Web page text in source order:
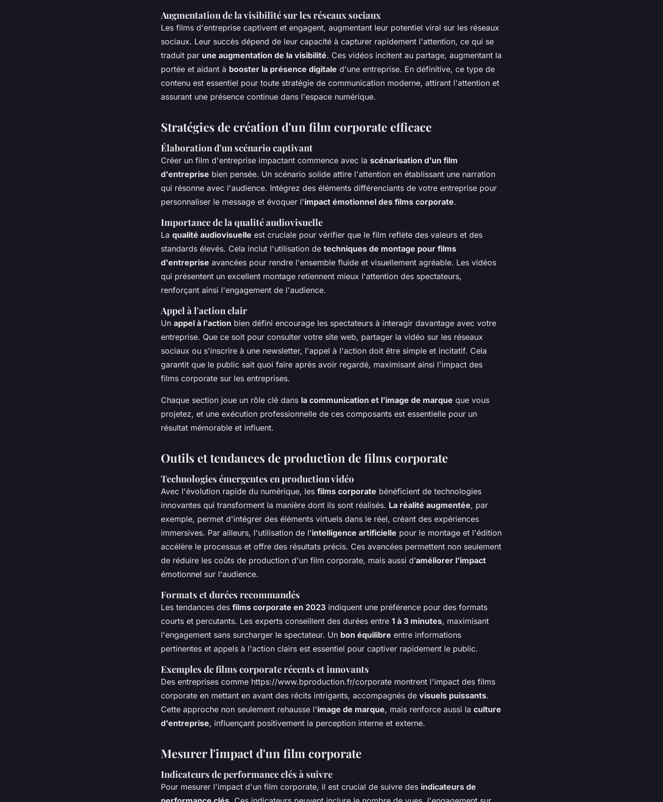
Augmentation de la visibilité sur les réseaux sociaux
Les films d'entreprise captivent et engagent, augmentant leur potentiel viral sur les réseaux
sociaux. Leur succès dépend de leur capacité à capturer rapidement l'attention, ce qui se
traduit par une augmentation de la visibilité. Ces vidéos incitent au partage, augmentant la
portée et aidant à booster la présence digitale d'une entreprise. En définitive, ce type de
contenu est essentiel pour toute stratégie de communication moderne, attirant l'attention et
assurant une présence continue dans l'espace numérique.
Stratégies de création d'un film corporate efficace
Élaboration d'un scénario captivant
Créer un film d'entreprise impactant commence avec la scénarisation d'un film
d'entreprise bien pensée. Un scénario solide attire l'attention en établissant une narration
qui résonne avec l'audience. Intégrez des éléments différenciants de votre entreprise pour
personnaliser le message et évoquer l'impact émotionnel des films corporate.
Importance de la qualité audiovisuelle
La qualité audiovisuelle est cruciale pour vérifier que le film reflète des valeurs et des
standards élevés. Cela inclut l'utilisation de techniques de montage pour films
d'entreprise avancées pour rendre l'ensemble fluide et visuellement agréable. Les vidéos
qui présentent un excellent montage retiennent mieux l'attention des spectateurs,
renforçant ainsi l'engagement de l'audience.
Appel à l'action clair
Un appel à l'action bien défini encourage les spectateurs à interagir davantage avec votre
entreprise. Que ce soit pour consulter votre site web, partager la vidéo sur les réseaux
sociaux ou s'inscrire à une newsletter, l'appel à l'action doit être simple et incitatif. Cela
garantit que le public sait quoi faire après avoir regardé, maximisant ainsi l'impact des
films corporate sur les entreprises.
Chaque section joue un rôle clé dans la communication et l'image de marque que vous
projetez, et une exécution professionnelle de ces composants est essentielle pour un
résultat mémorable et influent.
Outils et tendances de production de films corporate
Technologies émergentes en production vidéo
Avec l'évolution rapide du numérique, les films corporate bénéficient de technologies
innovantes qui transforment la manière dont ils sont réalisés. La réalité augmentée, par
exemple, permet d'intégrer des éléments virtuels dans le réel, créant des expériences
immersives. Par ailleurs, l'utilisation de l'intelligence artificielle pour le montage et l'édition
accélère le processus et offre des résultats précis. Ces avancées permettent non seulement
de réduire les coûts de production d'un film corporate, mais aussi d’améliorer l'impact
émotionnel sur l'audience.
Formats et durées recommandés
Les tendances des films corporate en 2023 indiquent une préférence pour des formats
courts et percutants. Les experts conseillent des durées entre 1 à 3 minutes, maximisant
l'engagement sans surcharger le spectateur. Un bon équilibre entre informations
pertinentes et appels à l'action clairs est essentiel pour captiver rapidement le public.
Exemples de films corporate récents et innovants
Des entreprises comme https://www.bproduction.fr/corporate montrent l'impact des films
corporate en mettant en avant des récits intrigants, accompagnés de visuels puissants.
Cette approche non seulement rehausse l'image de marque, mais renforce aussi la culture
d'entreprise, influençant positivement la perception interne et externe.
Mesurer l'impact d'un film corporate
Indicateurs de performance clés à suivre
Pour mesurer l'impact d'un film corporate, il est crucial de suivre des indicateurs de